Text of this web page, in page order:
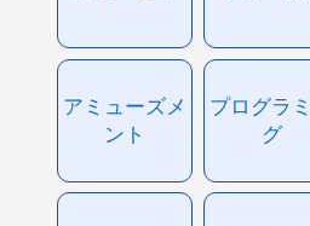
アミューズメ
ント
プログラ
グ